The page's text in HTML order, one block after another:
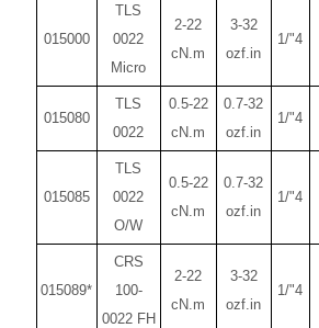
015000
TLS
0022
Micro
2-22
cN.m
3-32
ozf.in
1/"4
015080
TLS
0022
0.5-22
cN.m
0.7-32
ozf.in
1/"4
015085
TLS
0022
O/W
0.5-22
cN.m
0.7-32
ozf.in
1/"4
015089*
CRS
100-
0022 FH
2-22
cN.m
3-32
ozf.in
1/"4